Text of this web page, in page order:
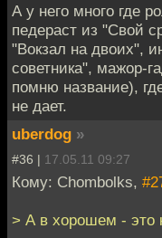
А у него много где
педераст из "Свой
"Вокзал на двоих",
советника", мажор-
помню название),
не дает.
uberdog »
#36 | 17.05.11 09:27
Кому: Chombolks,
> А в хорошем - это